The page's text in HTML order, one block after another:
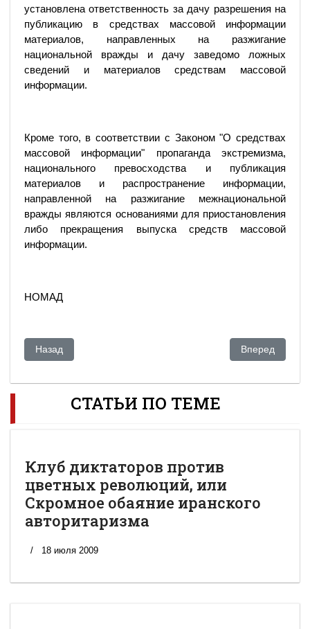
установлена ответственность за дачу разрешения на
публикацию в средствах массовой информации
материалов, направленных на разжигание
национальной вражды и дачу заведомо ложных
сведений и материалов средствам массовой
информации.
Кроме того, в соответствии с Законом "О средствах
массовой информации" пропаганда экстремизма,
национального превосходства и публикация
материалов и распространение информации,
направленной на разжигание межнациональной
вражды являются основаниями для приостановления
либо прекращения выпуска средств массовой
информации.
НОМАД
Предыдущий: № 1 в мире!
Назад Следующий:
Вперед
СТАТЬИ ПО ТЕМЕ
Клуб диктаторов против
цветных революций, или
Скромное обаяние иранского
авторитаризма
18 июля 2009